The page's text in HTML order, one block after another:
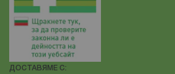
ДОСТАВЯМЕ С: